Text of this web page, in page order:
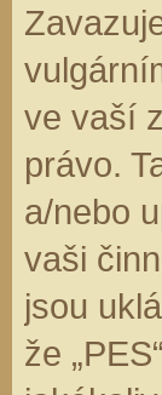
ve vaší
právo.
a/nebo
vaši
jsou
že